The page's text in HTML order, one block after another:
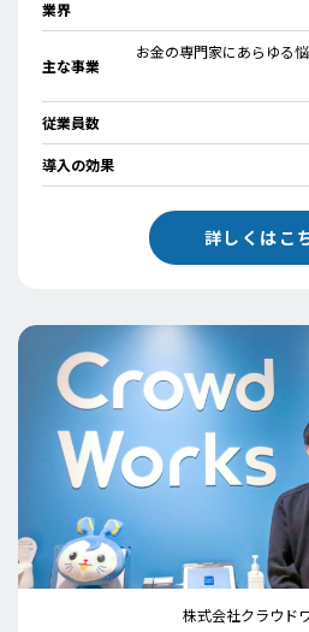
業界
主な事業
お金の専門家にあらゆる
従業員数
導入の効果
詳しくはこ
株式会社クラウド